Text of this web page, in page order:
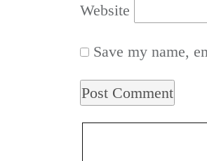
Website
Save my name,